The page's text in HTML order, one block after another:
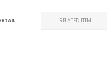
RELATED ITEM